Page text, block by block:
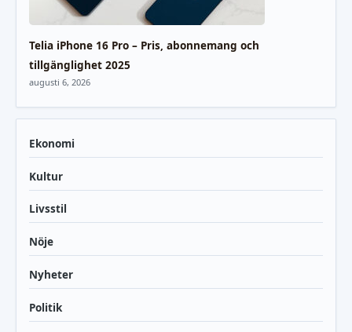
Telia iPhone 16 Pro – Pris, abonnemang och
tillgänglighet 2025
augusti 6, 2026
Ekonomi
Kultur
Livsstil
Nöje
Nyheter
Politik